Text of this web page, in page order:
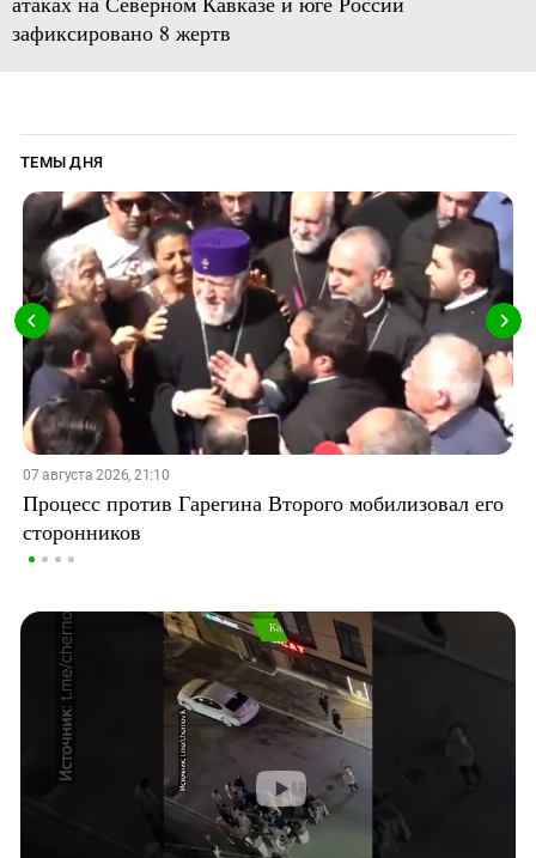
зафиксировано 8 жертв
ТЕМЫ ДНЯ
07 августа 2026, 21:10
Процесс против Гарегина Второго мобилизовал его
сторонников